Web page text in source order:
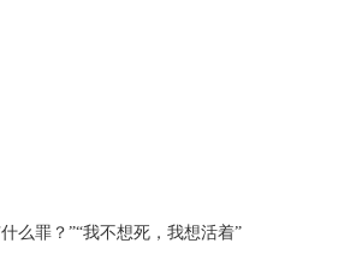
么罪？”“我不想死，我想活着”